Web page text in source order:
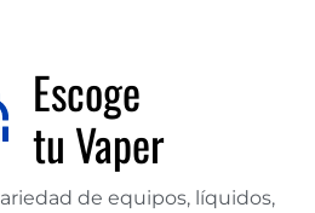
Escoge
tu Vaper
de equipos, líquidos,